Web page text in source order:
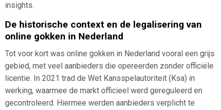
insights.
De historische context en de legalisering van
online gokken in Nederland
Tot voor kort was online gokken in Nederland vooral een grijs
gebied, met veel aanbieders die opereerden zonder officiële
licentie. In 2021 trad de Wet Kansspelautoriteit (Ksa) in
werking, waarmee de markt officieel werd gereguleerd en
gecontroleerd. Hiermee werden aanbieders verplicht te